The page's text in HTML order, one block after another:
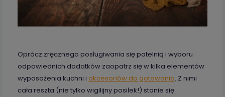
Oprócz zręcznego posługiwania się patelnią i wyboru
odpowiednich dodatków zaopatrz się w kilka elementów
wyposażenia kuchni i akcesoriów do gotowania. Z nimi
cała reszta (nie tylko wigilijny posiłek!) stanie się